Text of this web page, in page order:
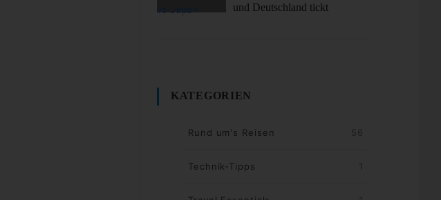
und Deutschland tickt
KATEGORIEN
Rund um's Reisen 56
Technik-Tipps 1